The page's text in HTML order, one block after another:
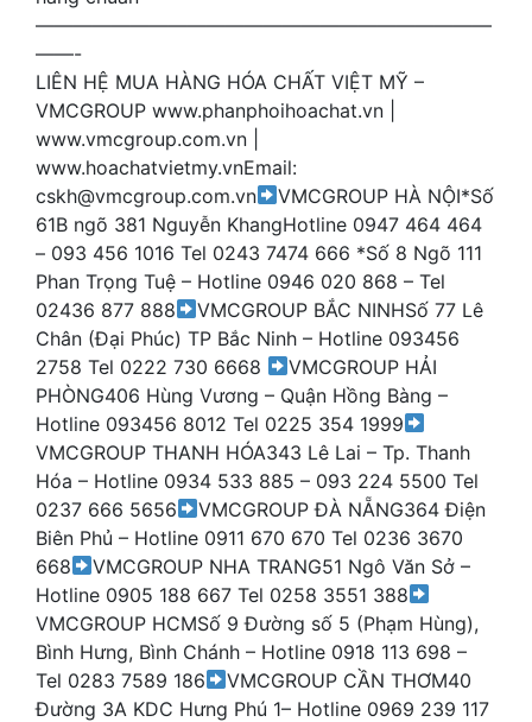
————————————————————————
——-
LIÊN HỆ MUA HÀNG HÓA CHẤT VIỆT MỸ –
VMCGROUP www.phanphoihoachat.vn |
www.vmcgroup.com.vn |
www.hoachatvietmy.vnEmail:
cskh@vmcgroup.com.vn
VMCGROUP HÀ NỘI*Số
61B ngõ 381 Nguyễn KhangHotline 0947 464 464
– 093 456 1016 Tel 0243 7474 666 *Số 8 Ngõ 111
Phan Trọng Tuệ – Hotline 0946 020 868 – Tel
02436 877 888
VMCGROUP BẮC NINHSố 77 Lê
Chân (Đại Phúc) TP Bắc Ninh – Hotline 093456
2758 Tel 0222 730 6668
VMCGROUP HẢI
PHÒNG406 Hùng Vương – Quận Hồng Bàng –
Hotline 093456 8012 Tel 0225 354 1999
VMCGROUP THANH HÓA343 Lê Lai – Tp. Thanh
Hóa – Hotline 0934 533 885 – 093 224 5500 Tel
0237 666 5656
VMCGROUP ĐÀ NẴNG364 Điện
Biên Phủ – Hotline 0911 670 670 Tel 0236 3670
668
VMCGROUP NHA TRANG51 Ngô Văn Sở –
Hotline 0905 188 667 Tel 0258 3551 388
VMCGROUP HCMSố 9 Đường số 5 (Phạm Hùng),
Bình Hưng, Bình Chánh – Hotline 0918 113 698 –
Tel 0283 7589 186
VMCGROUP CẦN THƠM40
Đường 3A KDC Hưng Phú 1– Hotline 0969 239 117